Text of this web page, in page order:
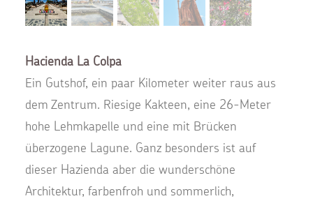
Hacienda La Colpa
Ein Gutshof, ein paar Kilometer weiter raus aus
dem Zentrum. Riesige Kakteen, eine 26-Meter
hohe Lehmkapelle und eine mit Brücken
überzogene Lagune. Ganz besonders ist auf
dieser Hazienda aber die wunderschöne
Architektur, farbenfroh und sommerlich,